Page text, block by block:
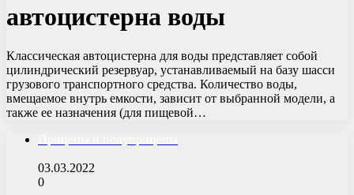
автоцистерна воды
Классическая автоцистерна для воды представляет собой
цилиндрический резервуар, устанавливаемый на базу шасси
грузового транспортного средства. Количество воды,
вмещаемое внутрь емкости, зависит от выбранной модели, а
также ее назначения (для пищевой…
03.03.2022
0